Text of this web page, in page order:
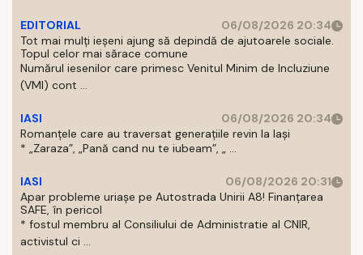
EDITORIAL
06/08/2026 20:34
Tot mai mulți ieșeni ajung să depindă de ajutoarele sociale.
Topul celor mai sărace comune
Numărul iesenilor care primesc Venitul Minim de Incluziune
(VMI) cont ...
IASI
06/08/2026 20:34
Romanțele care au traversat generațiile revin la Iași
* „Zaraza”, „Pană cand nu te iubeam”, „ ...
IASI
06/08/2026 20:31
Apar probleme uriașe pe Autostrada Unirii A8! Finanțarea
SAFE, în pericol
* fostul membru al Consiliului de Administratie al CNIR,
activistul ci ...